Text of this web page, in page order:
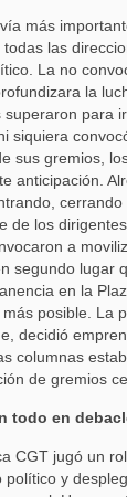
más
las
La no
la
superaron para
siquiera
sus gremios,
anticipación.
de los
a
segundo lugar
en la
posible. La
decidió
columnas
de gremios
todo en
CGT jugó un
político y